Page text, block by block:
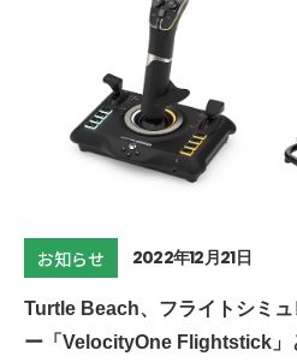
お知らせ 2022年12月21日
Turtle Beach、フライトシミ
ー「VelocityOne Flightstick」